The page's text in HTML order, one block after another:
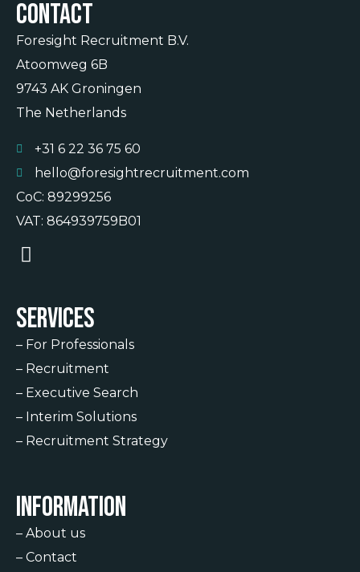
Contact
Foresight Recruitment B.V.
Atoomweg 6B
9743 AK Groningen
The Netherlands
+31 6 22 36 75 60
hello@foresightrecruitment.com
CoC: 89299256
VAT: 864939759B01
Services
– For Professionals
– Recruitment
– Executive Search
– Interim Solutions
– Recruitment Strategy
Information
– About us
– Contact